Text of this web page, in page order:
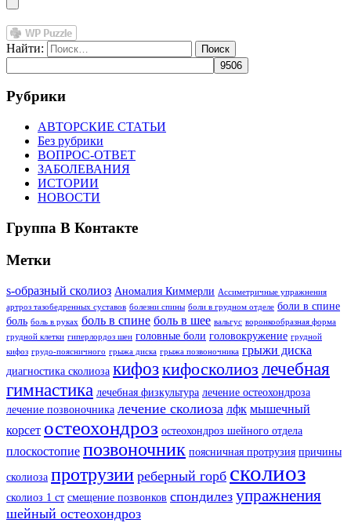
Найти:
Рубрики
АВТОРСКИЕ СТАТЬИ
Без рубрики
ВОПРОС-ОТВЕТ
ЗАБОЛЕВАНИЯ
ИСТОРИИ
НОВОСТИ
Группа В Контакте
Метки
s-образный сколиоз Аномалия Киммерли Ассиметричные упражнения
артроз тазобедренных суставов болезни спины боли в грудном отделе боли в спине
боль боль в руках боль в спине боль в шее вальгус воронкообразная форма
грудной клетки гиперлордоз шеи головные боли головокружение грудной
кифоз грудо-поясничного грыжа диска грыжа позвоночника грыжи диска
диагностика сколиоза кифозкифосколиоз лечебная
гимнастика лечебная физкультура лечение остеохондроза
лечение позвоночника лечение сколиоза лфк мышечный
корсет остеохондроз остеохондроз шейного отдела
плоскостопие позвоночник поясничная протрузия причины
сколиоза протрузии реберный горб сколиоз
сколиоз 1 ст смещение позвонков спондилез упражнения
шейный остеохондроз